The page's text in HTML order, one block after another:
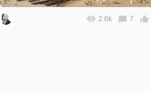
2.6k 7